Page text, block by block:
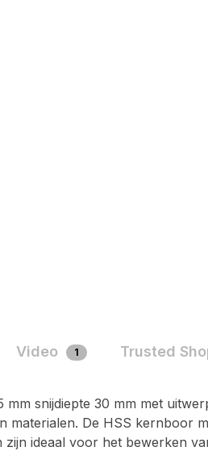
Video 1 Trusted
snijdiepte 30 mm met
materialen. De HSS kernboor
zijn ideaal voor het bewerken